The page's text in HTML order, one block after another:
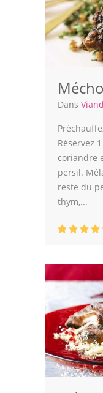
Dans
Réservez
coriandre
persil.
reste du
thym,...